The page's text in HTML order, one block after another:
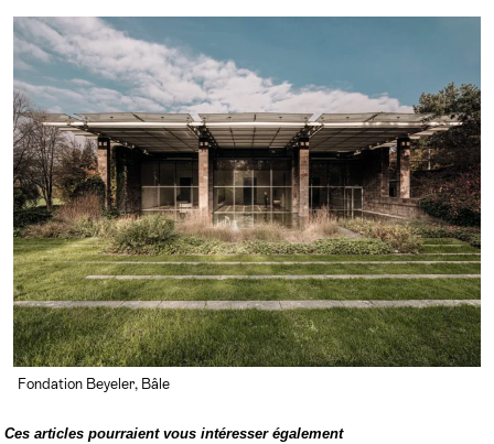
Fondation Beyeler, Bâle
Ces articles pourraient vous intéresser également